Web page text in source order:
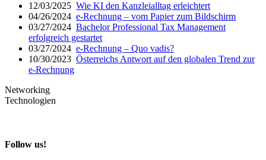
12/03/2025 Wie KI den Kanzleialltag erleichtert
04/26/2024 e-Rechnung – vom Papier zum Bildschirm
03/27/2024 Bachelor Professional Tax Management
erfolgreich gestartet
03/27/2024 e-Rechnung – Quo vadis?
10/30/2023 Österreichs Antwort auf den globalen Trend zur
e-Rechnung
Networking
Technologien
Follow us!